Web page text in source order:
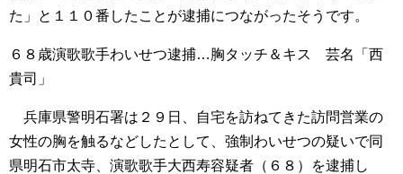
た」と１１０番したことが逮捕につながったそうです。
６８歳演歌歌手わいせつ逮捕…胸タッチ＆キス 芸名「西
貴司」
兵庫県警明石署は２９日、自宅を訪ねてきた訪問営業の
女性の胸を触るなどしたとして、強制わいせつの疑いで同
県明石市太寺、演歌歌手大西寿容疑者（６８）を逮捕し